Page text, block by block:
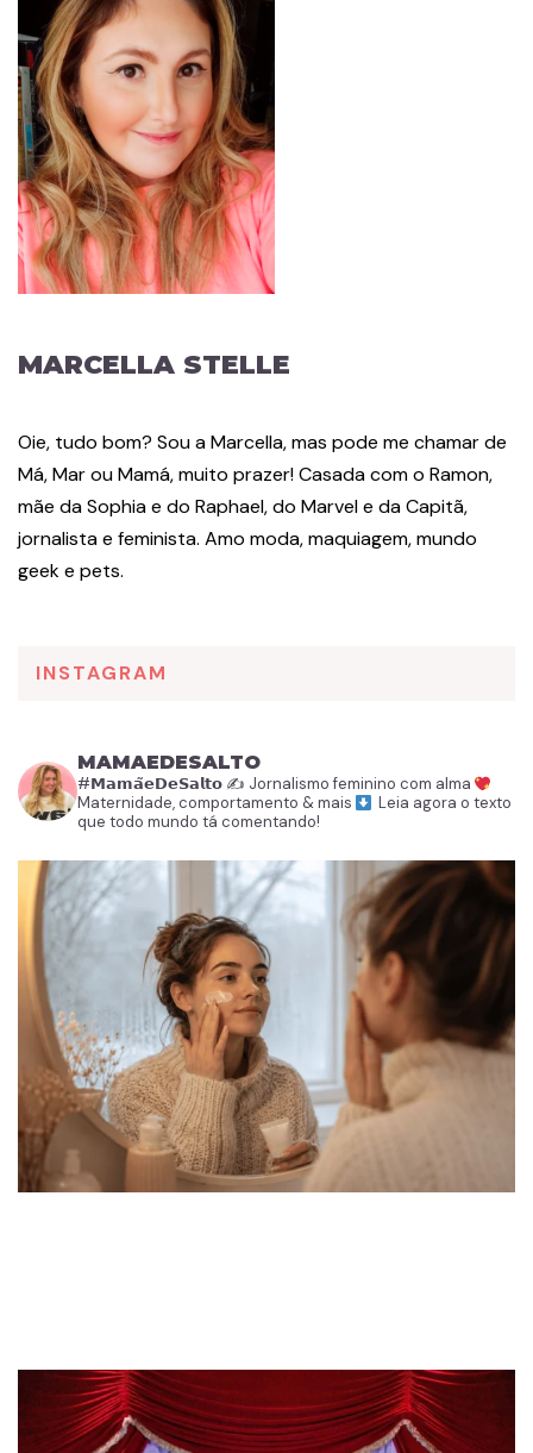
MARCELLA STELLE
Oie, tudo bom? Sou a Marcella, mas pode me chamar de
Má, Mar ou Mamá, muito prazer! Casada com o Ramon,
mãe da Sophia e do Raphael, do Marvel e da Capitã,
jornalista e feminista. Amo moda, maquiagem, mundo
geek e pets.
INSTAGRAM
MAMAEDESALTO
#𝗠𝗮𝗺𝗮̃𝗲𝗗𝗲𝗦𝗮𝗹𝘁𝗼 ✍️ Jornalismo feminino com alma
Maternidade, comportamento & mais
Leia agora o texto
que todo mundo tá comentando!